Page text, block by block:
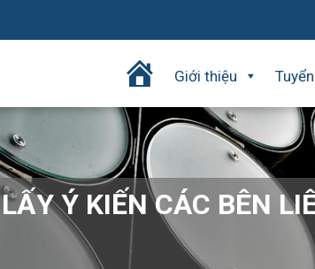
a
n
h
Giới thiệu
Ý KIẾN CÁC BÊN